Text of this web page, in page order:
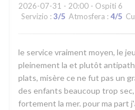
2026-07-31 - 20:00 - Ospiti 6
Servizio : 3/5 Atmosfera : 4/5
le service vraiment moyen, le
pleinement la et plutôt
plats, misère ce ne fut pas un
des enfants beaucoup trop
fortement la mer. pour ma part